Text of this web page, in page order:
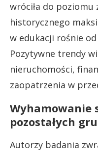
wróciła do poziomu
historycznego
w edukacji rośnie
Pozytywne trendy
nieruchomości,
zaopatrzenia w
Wyhamowanie
pozostałych
Autorzy badania